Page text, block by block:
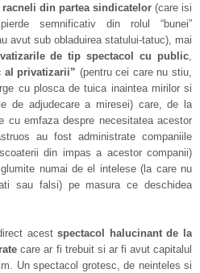
racneli din partea sindicatelor (care isi
semnificativ din rolul “bunei”
avut sub obladuirea statului-tatuc), mai
de tip spectacol cu public,
al privatizarii” (pentru cei care nu stiu,
cu plosca de tuica inaintea mirilor si
de adjudecare a miresei) care, de la
cu emfaza despre necesitatea acestor
au fost administrate companiile
din impas a acestor companii)
numai de el intelese (la care nu
sau falsi) pe masura ce deschidea
acestspectacol halucinant de la
care ar fi trebuit si ar fi avut capitalul
Un spectacol grotesc, de neinteles si